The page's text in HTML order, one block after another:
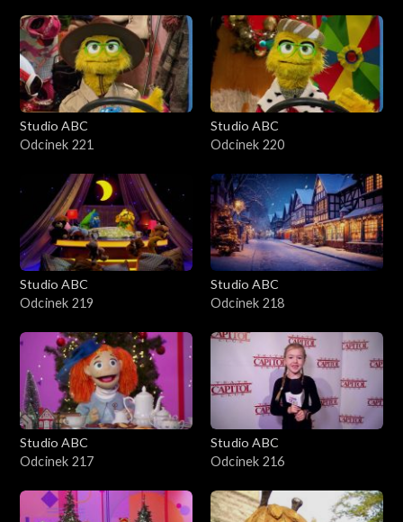
Studio ABC
Odcinek 221
Studio ABC
Odcinek 220
Studio ABC
Odcinek 219
Studio ABC
Odcinek 218
Studio ABC
Odcinek 217
Studio ABC
Odcinek 216